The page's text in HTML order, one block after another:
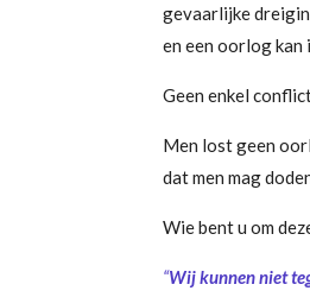
gevaarlijke
en een oorlog
Geen enkel
Men lost geen
dat men mag
Wie bent u om
“Wij kunnen niet